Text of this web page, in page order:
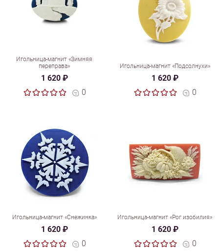
Игольница-магнит «Зимняя
переправа»
1 620 ₽
0
Игольница-магнит «Подсолнухи»
1 620 ₽
0
Игольница-магнит «Снежинка»
1 620 ₽
0
Игольница-магнит «Рог изобилия»
1 620 ₽
0